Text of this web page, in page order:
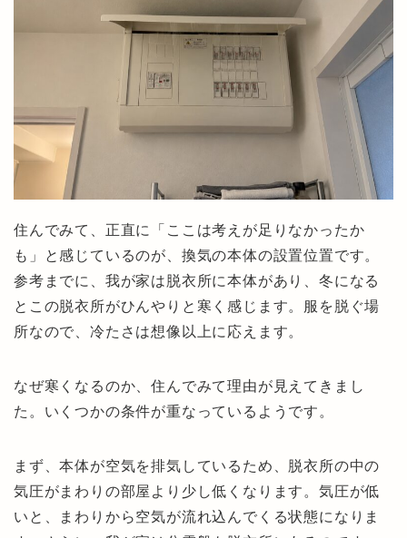
住んでみて、正直に「ここは考えが足りなかったか
も」と感じているのが、換気の本体の設置位置です。
参考までに、我が家は脱衣所に本体があり、冬になる
とこの脱衣所がひんやりと寒く感じます。服を脱ぐ場
所なので、冷たさは想像以上に応えます。
なぜ寒くなるのか、住んでみて理由が見えてきまし
た。いくつかの条件が重なっているようです。
まず、本体が空気を排気しているため、脱衣所の中の
気圧がまわりの部屋より少し低くなります。気圧が低
いと、まわりから空気が流れ込んでくる状態になりま